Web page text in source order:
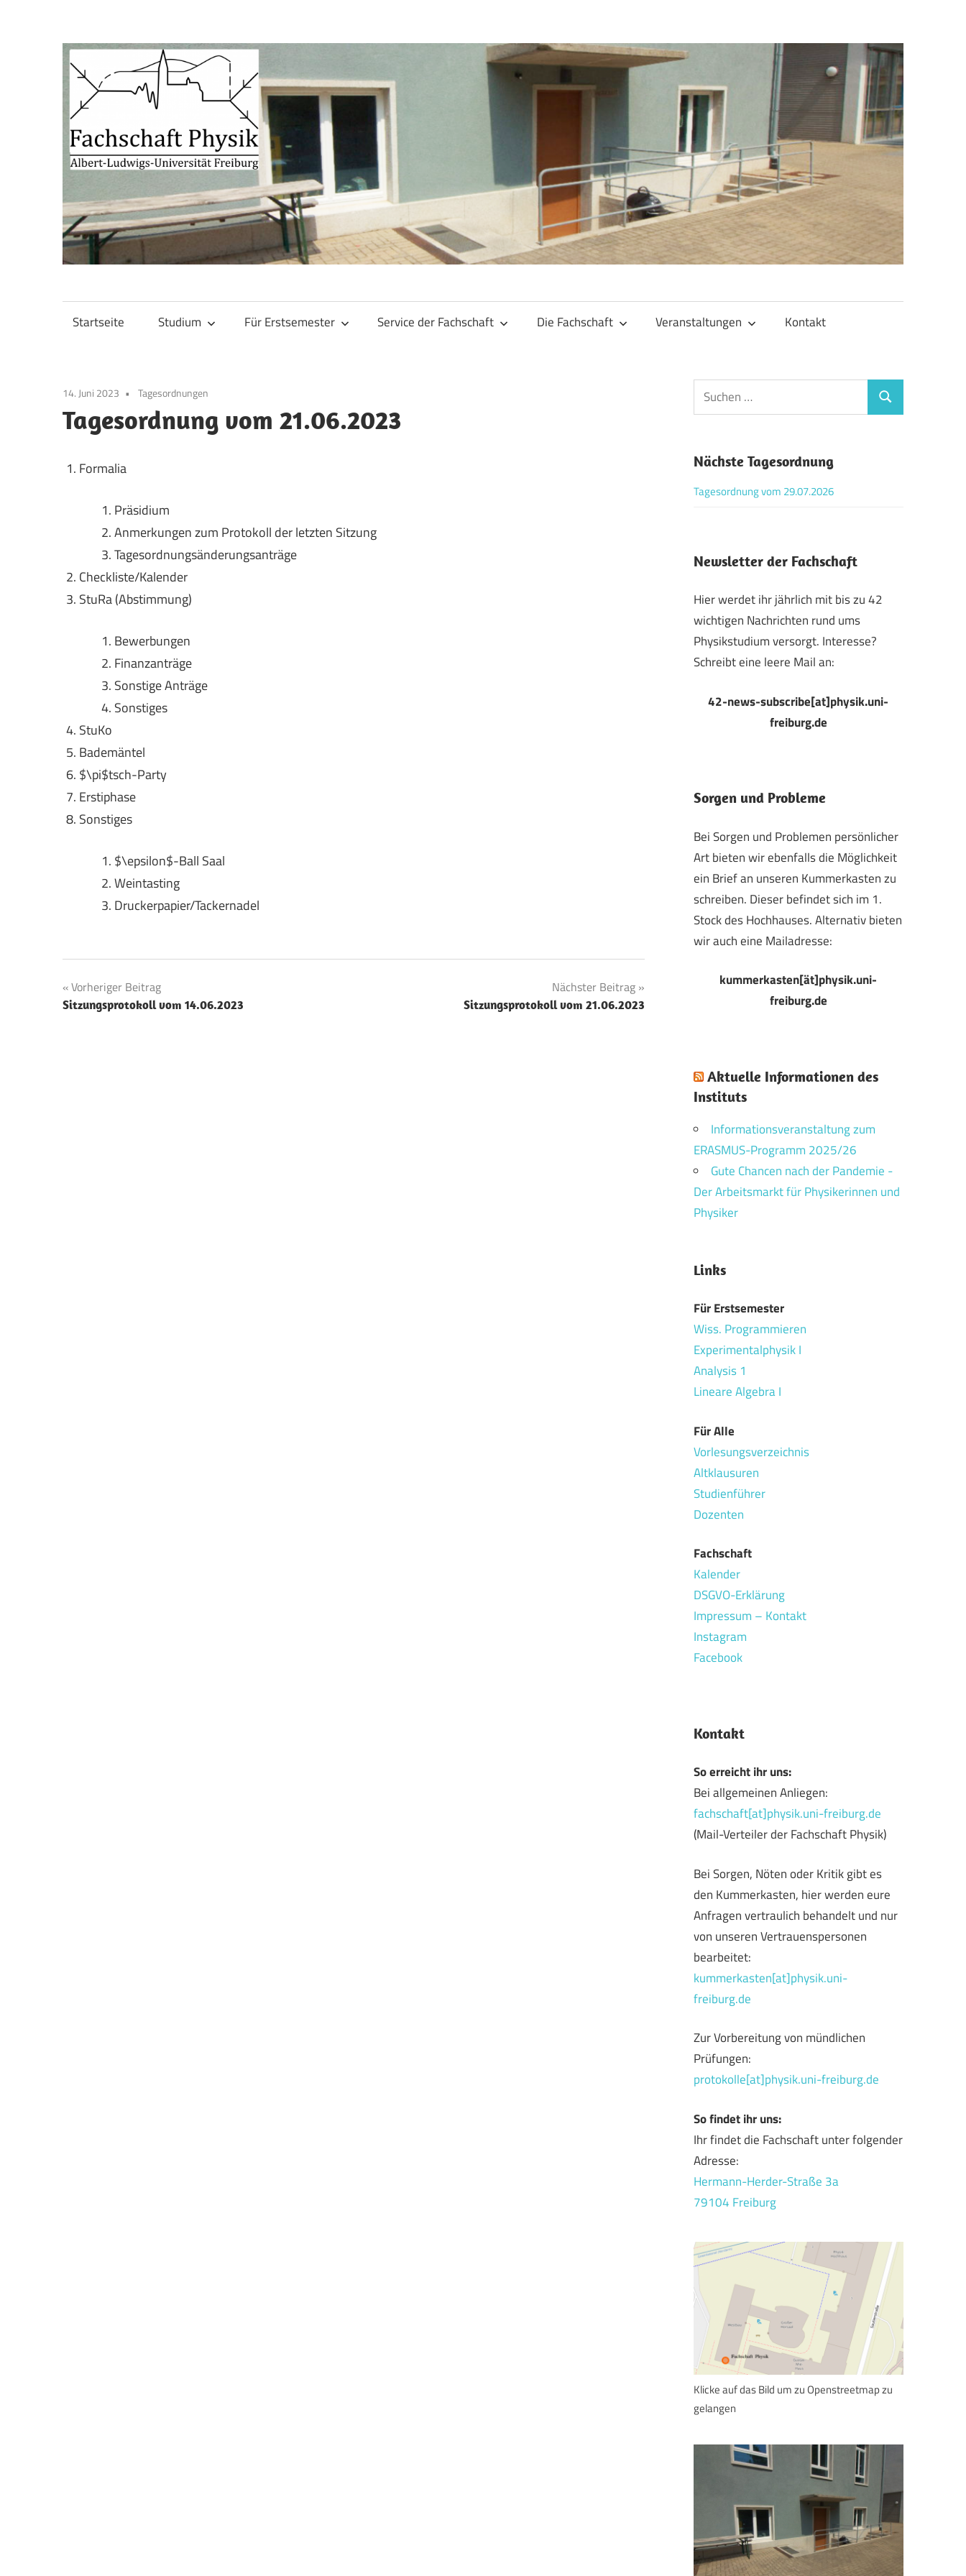
springen
Fachschaft
Physik
Fachschaft
Startseite
Studium Für Erstsemester Service der Fachschaft Die Fachschaft Veranstaltungen Kontakt
14. Juni 2023 Tagesordnungen
Tagesordnung vom 21.06.2023
Formalia
Präsidium
Anmerkungen zum Protokoll der letzten Sitzung
Tagesordnungsänderungsanträge
Checkliste/Kalender
StuRa (Abstimmung)
Bewerbungen
Finanzanträge
Sonstige Anträge
Sonstiges
StuKo
Bademäntel
$\pi$tsch-Party
Erstiphase
Sonstiges
$\epsilon$-Ball Saal
Weintasting
Druckerpapier/Tackernadel
Beitragsnavigation
Vorheriger Beitrag
Sitzungsprotokoll vom 14.06.2023
Nächster Beitrag
Sitzungsprotokoll vom 21.06.2023
Suchen
nach:
Suchen
Nächste Tagesordnung
Tagesordnung vom 29.07.2026
Newsletter der Fachschaft
Hier werdet ihr jährlich mit bis zu 42
wichtigen Nachrichten rund ums
Physikstudium versorgt. Interesse?
Schreibt eine leere Mail an:
42-news-subscribe[at]physik.uni-
freiburg.de
Sorgen und Probleme
Bei Sorgen und Problemen persönlicher
Art bieten wir ebenfalls die Möglichkeit
ein Brief an unseren Kummerkasten zu
schreiben. Dieser befindet sich im 1.
Stock des Hochhauses. Alternativ bieten
wir auch eine Mailadresse:
kummerkasten[ät]physik.uni-
freiburg.de
Aktuelle Informationen des
Instituts
Informationsveranstaltung zum
ERASMUS-Programm 2025/26
Gute Chancen nach der Pandemie -
Der Arbeitsmarkt für Physikerinnen und
Physiker
Links
Für Erstsemester
Wiss. Programmieren
Experimentalphysik I
Analysis 1
Lineare Algebra I
Für Alle
Vorlesungsverzeichnis
Altklausuren
Studienführer
Dozenten
Fachschaft
Kalender
DSGVO-Erklärung
Impressum – Kontakt
Instagram
Facebook
Kontakt
So erreicht ihr uns:
Bei allgemeinen Anliegen:
fachschaft[at]physik.uni-freiburg.de
(Mail-Verteiler der Fachschaft Physik)
Bei Sorgen, Nöten oder Kritik gibt es
den Kummerkasten, hier werden eure
Anfragen vertraulich behandelt und nur
von unseren Vertrauenspersonen
bearbeitet:
kummerkasten[at]physik.uni-
freiburg.de
Zur Vorbereitung von mündlichen
Prüfungen:
protokolle[at]physik.uni-freiburg.de
So findet ihr uns:
Ihr findet die Fachschaft unter folgender
Adresse:
Hermann-Herder-Straße 3a
79104 Freiburg
Klicke auf das Bild um zu Openstreetmap zu
gelangen